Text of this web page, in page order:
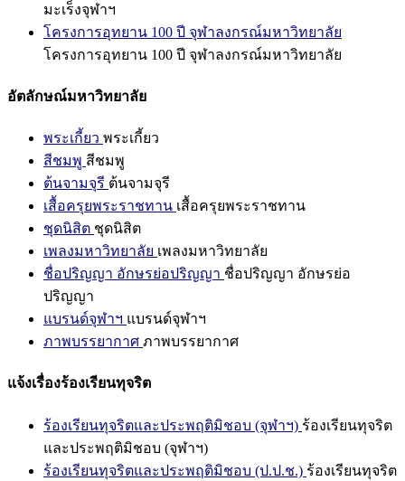
มะเร็งจุฬาฯ
โครงการอุทยาน 100 ปี จุฬาลงกรณ์มหาวิทยาลัย
โครงการอุทยาน 100 ปี จุฬาลงกรณ์มหาวิทยาลัย
อัตลักษณ์มหาวิทยาลัย
พระเกี้ยว พระเกี้ยว
สีชมพู สีชมพู
ต้นจามจุรี ต้นจามจุรี
เสื้อครุยพระราชทาน เสื้อครุยพระราชทาน
ชุดนิสิต ชุดนิสิต
เพลงมหาวิทยาลัย เพลงมหาวิทยาลัย
ชื่อปริญญา อักษรย่อปริญญา ชื่อปริญญา อักษรย่อ
ปริญญา
แบรนด์จุฬาฯ แบรนด์จุฬาฯ
ภาพบรรยากาศ ภาพบรรยากาศ
แจ้งเรื่องร้องเรียนทุจริต
ร้องเรียนทุจริตและประพฤติมิชอบ (จุฬาฯ) ร้องเรียนทุจริต
และประพฤติมิชอบ (จุฬาฯ)
ร้องเรียนทุจริตและประพฤติมิชอบ (ป.ป.ช.) ร้องเรียนทุจริต